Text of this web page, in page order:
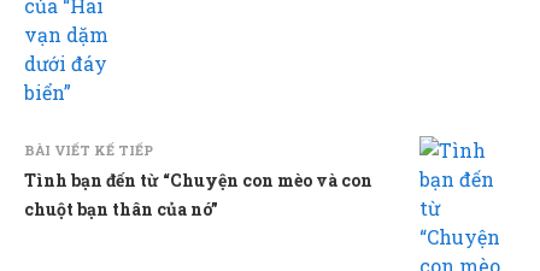
BÀI VIẾT KẾ TIẾP
Tình bạn đến từ “Chuyện con mèo và con
chuột bạn thân của nó”